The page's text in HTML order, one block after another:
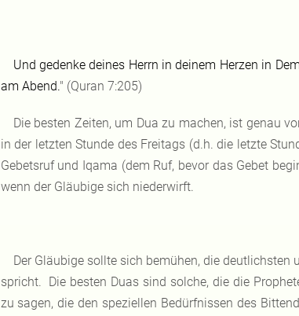
Und gedenke deines Herrn in deinem Herzen in
am Abend." (Quran 7:205)
Die besten Zeiten, um Dua zu machen, ist genau
in der letzten Stunde des Freitags (d.h. die letzte
Gebetsruf und Iqama (dem Ruf, bevor das Gebet
wenn der Gläubige sich niederwirft.
Der Gläubige sollte sich bemühen, die deutlichsten
spricht. Die besten Duas sind solche, die die
zu sagen, die den speziellen Bedürfnissen des